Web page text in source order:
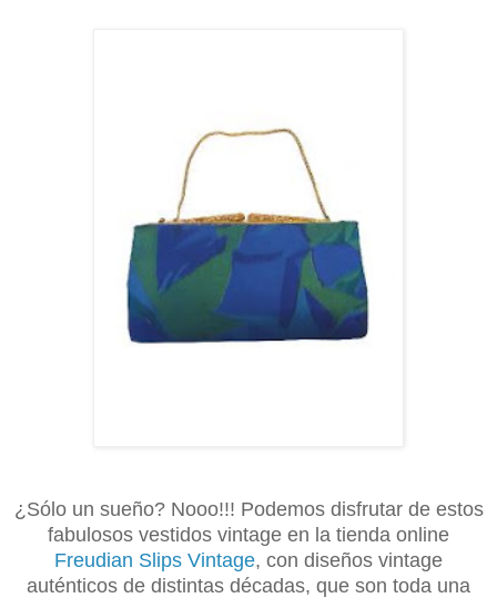
¿Sólo un sueño? Nooo!!! Podemos disfrutar de estos
fabulosos vestidos vintage en la tienda online
Freudian Slips Vintage, con diseños vintage
auténticos de distintas décadas, que son toda una